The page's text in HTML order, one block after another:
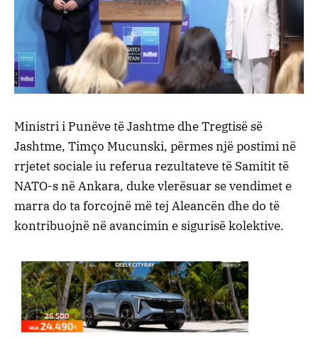
Ministri i Punëve të Jashtme dhe Tregtisë së
Jashtme, Timço Mucunski, përmes një postimi në
rrjetet sociale iu referua rezultateve të Samitit të
NATO-s në Ankara, duke vlerësuar se vendimet e
marra do ta forcojnë më tej Aleancën dhe do të
kontribuojnë në avancimin e sigurisë kolektive.